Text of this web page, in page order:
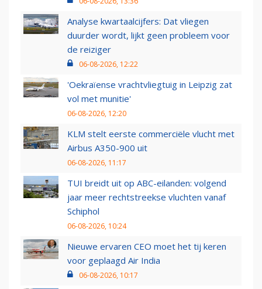
Analyse kwartaalcijfers: Dat vliegen
duurder wordt, lijkt geen probleem voor
de reiziger
06-08-2026, 12:22
'Oekraïense vrachtvliegtuig in Leipzig zat
vol met munitie'
06-08-2026, 12:20
KLM stelt eerste commerciële vlucht met
Airbus A350-900 uit
06-08-2026, 11:17
TUI breidt uit op ABC-eilanden: volgend
jaar meer rechtstreekse vluchten vanaf
Schiphol
06-08-2026, 10:24
Nieuwe ervaren CEO moet het tij keren
voor geplaagd Air India
06-08-2026, 10:17